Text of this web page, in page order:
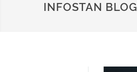
INFOSTAN BLOG